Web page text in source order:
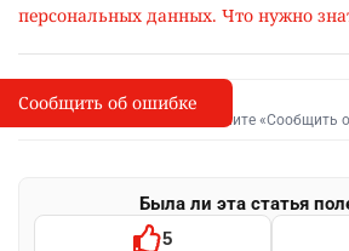
персональных данных. Что нужно
I
Сообщить об опечатке
Выделите фрагмент и нажмите «Сообщить
Была ли эта статья
5
Сообщить об ошибке